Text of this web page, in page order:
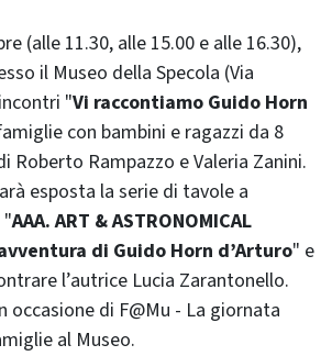
(alle 11.30, alle 15.00 e alle 16.30),
il Museo della Specola (Via
"Vi raccontiamo Guido Horn
con bambini e ragazzi da 8
Roberto Rampazzo e Valeria Zanini.
esposta la serie di tavole a
"AAA. ART & ASTRONOMICAL
di Guido Horn d’Arturo" e
l’autrice Lucia Zarantonello.
di F@Mu - La giornata
al Museo.